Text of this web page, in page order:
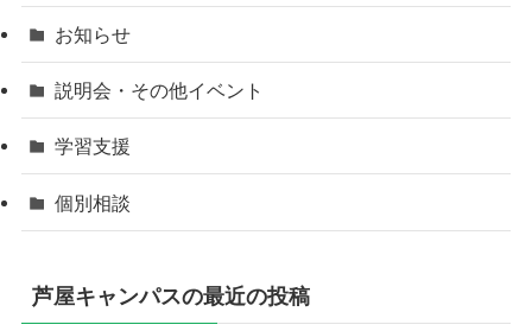
お知らせ
説明会・その他イベント
学習支援
個別相談
芦屋キャンパスの最近の投稿